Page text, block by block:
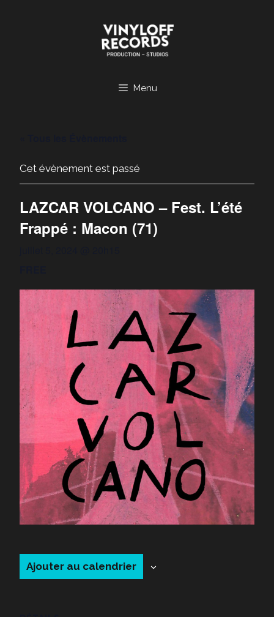
Menu
Cet évènement est passé
LAZCAR VOLCANO – Fest. L’été
Frappé : Macon (71)
Ajouter au calendrier